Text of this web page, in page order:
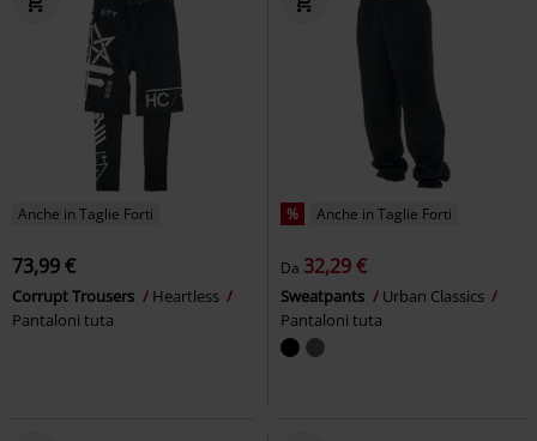
Anche in Taglie Forti
73,99 €
Corrupt Trousers
Heartless
Pantaloni tuta
% Anche in Taglie Forti
Da 32,29 €
Sweatpants
Urban Classics
Pantaloni tuta